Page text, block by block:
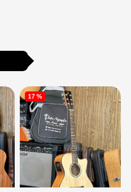
17 %